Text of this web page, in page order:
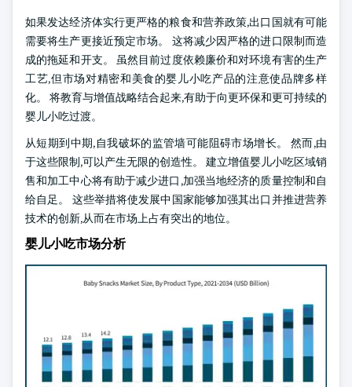
如果发达经济体实行更严格的粮食和营养政策,出口国就有可能
需要将生产更接近预定市场。 这将减少因严格的进口限制而造
成的拖延和开支。 虽然目前过度依赖廉价和对环境有害的生产
工艺,但市场对精密和美食的婴儿小吃产品的注意使品牌多样
化。 将教育与增值战略结合起来,有助于向更环保和更可持续的
婴儿小吃过渡。
从短期到中期,自我破坏的监管墙可能阻碍市场增长。 然而,由
于这些限制,可以产生无限的创造性。 建立增值婴儿小吃区域销
售和加工中心将有助于减少进口,加强当地经济的质量控制和自
给自足。 这些举措将使发展中国家能够加强其出口并推进营养
技术的创新,从而在市场上占有突出的地位。
婴儿小吃市场分析